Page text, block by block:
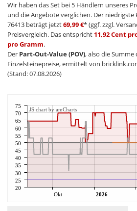
Wir haben das Set bei 5 Händlern unseres
und die Angebote verglichen. Der niedrigste
76413 beträgt jetzt69,99 €* (ggf. zzgl.
Preisvergleich. Das entspricht 11,92 Cent
pro Gramm.
Der Part-Out-Value (POV), also die
Einzelsteinepreise, ermittelt von
(Stand: 07.08.2026)
Okt 2026
20
25
30
35
40
45
50
55
60
65
70
75
JS chart by amCharts